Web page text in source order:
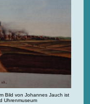
Bild von Johannes Jauch ist
Uhrenmuseum